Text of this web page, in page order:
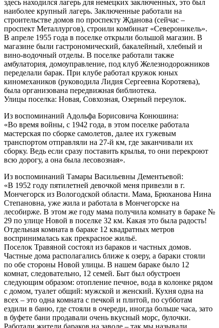
здесь находился лагерь для немецких заключенных, это был
наиболее крупный лагерь. Заключенные работали на
строительстве домов по проспекту Жданова (сейчас –
проспект Металлургов), строили комбинат «Североникель».
В апреле 1955 года в поселке открыли большой магазин. B
магазине были гастрономический, бакалейный, хлебный и
вино-водочный отделы. В поселке работали также
амбулатория, домоуправление, под клуб Железнодорожников
переделали барак. При клубе работал кружок юных
киномехаников (руководила Лидия Сергеевна Коротяева),
была организована передвижная библиотека.
Улицы поселка: Новая, Совхозная, Озерный переулок.
Из воспоминаний Адольфа Борисовича Конюшина:
«Во время войны, с 1942 года, в этом поселке работала
мастерская по сборке самолетов, далее их гужевым
транспортом отправляли на 27-й км, где заканчивали их
сборку. Ведь если сразу поставить крылья, то они перекроют
всю дорогу, а она была лесовозная».
Из воспоминаний Тамары Васильевны Дементьевой:
«В 1952 году пятилетней девочкой меня привезли в г.
Мончегорск из Вологодской области. Мама, Брюханова Нина
Степановна, уже жила и работала в Мончегорске на
лесобирже. В этом же году мама получила комнату в бараке №
29 по улице Новой в поселке 32 км. Какая это была радость!
Отдельная комната в бараке 12 квадратных метров
воспринималась как прекрасное жильё.
Поселок Травяной состоял из бараков и частных домов.
Частные дома располагались ближе к озеру, а бараки стояли
по обе стороны Новой улицы. В нашем бараке было 12
комнат, следовательно, 12 семей. Быт был обустроен
следующим образом: отопление печное, вода в колонке рядом
с домом, туалет общий: мужской и женский. Кухня одна на
всех – это одна комната с печкой и плитой, по субботам
ездили в баню, где стояли в очереди, иногда больше часа, зато
в буфете бани продавали очень вкусный морс, булочки.
Работали жители бараков на заводе – так мы называли